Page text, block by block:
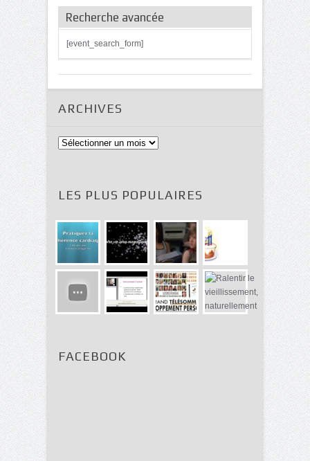
Recherche avancée
[event_search_form]
ARCHIVES
Archives
LES PLUS POPULAIRES
FACEBOOK